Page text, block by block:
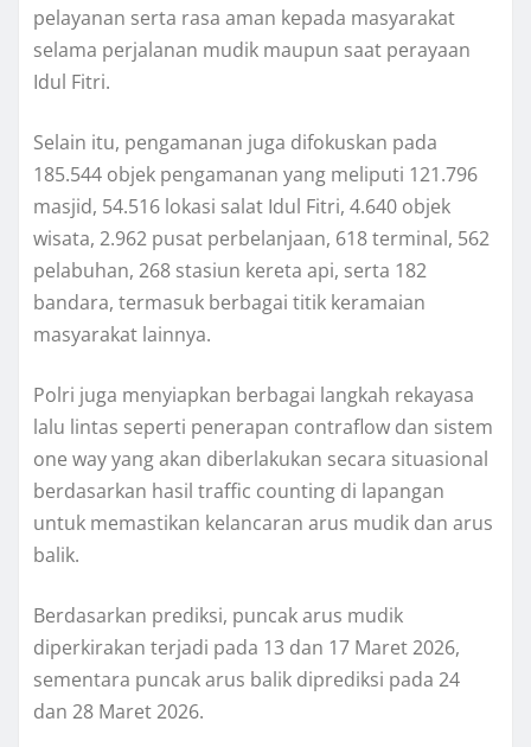
pelayanan serta rasa aman kepada masyarakat
selama perjalanan mudik maupun saat perayaan
Idul Fitri.
Selain itu, pengamanan juga difokuskan pada
185.544 objek pengamanan yang meliputi 121.796
masjid, 54.516 lokasi salat Idul Fitri, 4.640 objek
wisata, 2.962 pusat perbelanjaan, 618 terminal, 562
pelabuhan, 268 stasiun kereta api, serta 182
bandara, termasuk berbagai titik keramaian
masyarakat lainnya.
Polri juga menyiapkan berbagai langkah rekayasa
lalu lintas seperti penerapan contraflow dan sistem
one way yang akan diberlakukan secara situasional
berdasarkan hasil traffic counting di lapangan
untuk memastikan kelancaran arus mudik dan arus
balik.
Berdasarkan prediksi, puncak arus mudik
diperkirakan terjadi pada 13 dan 17 Maret 2026,
sementara puncak arus balik diprediksi pada 24
dan 28 Maret 2026.